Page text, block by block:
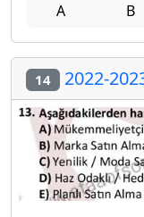
A B
14 2022-